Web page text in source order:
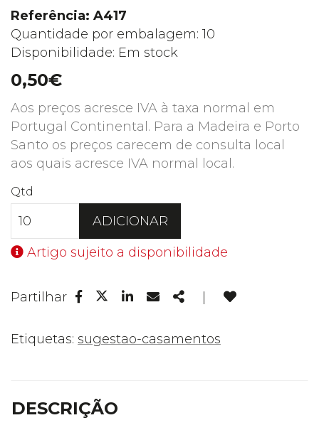
Referência: A417
Quantidade por embalagem: 10
Disponibilidade: Em stock
0,50€
Aos preços acresce IVA à taxa normal em
Portugal Continental. Para a Madeira e Porto
Santo os preços carecem de consulta local
aos quais acresce IVA normal local.
Qtd
ADICIONAR
Artigo sujeito a disponibilidade
Partilhar
FacebookLinkedin
EmailShare
Etiquetas: sugestao-casamentos
DESCRIÇÃO